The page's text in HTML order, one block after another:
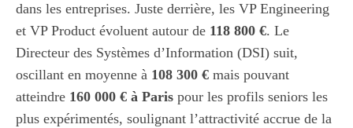
dans les entreprises. Juste derrière, les VP Engineering
et VP Product évoluent autour de 118 800 €. Le
Directeur des Systèmes d’Information (DSI) suit,
oscillant en moyenne à 108 300 € mais pouvant
atteindre 160 000 € à Paris pour les profils seniors les
plus expérimentés, soulignant l’attractivité accrue de la